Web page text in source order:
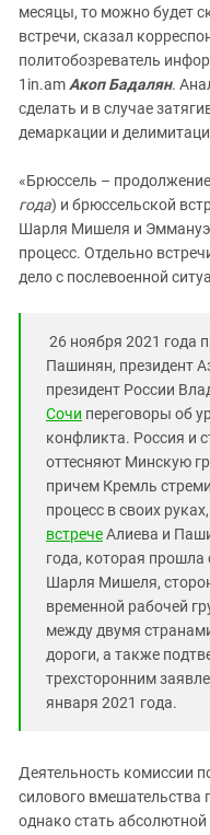
месяцы, то можно будет
встречи, сказал
политобозреватель
1in.amАкоп Бадалян.
сделать и в случае
демаркации и
«Брюссель –
года) и брюссельской
Шарля Мишеля и
процесс. Отдельно
дело с послевоенной
26 ноября 2021 года
Пашинян, президент
президент России
Сочи переговоры об
конфликта. Россия и
оттесняют Минскую
причем Кремль
процесс в своих
встречеАлиева и
года, которая прошла
Шарля Мишеля,
временной рабочей
между двумя
дороги, а также
трехсторонним
января 2021 года.
Деятельность комиссии
силового вмешательства
однако стать